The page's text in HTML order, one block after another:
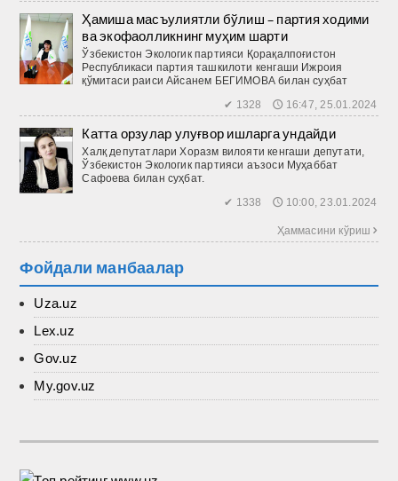
Ҳамиша масъулиятли бўлиш – партия ходими
ва экофаолликнинг муҳим шарти
Ўзбекистон Экологик партияси Қорақалпоғистон
Республикаси партия ташкилоти кенгаши Ижроия
қўмитаси раиси Айсaнeм БЕГИМОВА билан суҳбат
✔ 1328 🕔 16:47, 25.01.2024
Катта орзулар улуғвор ишларга ундайди
Халқ депутатлари Хоразм вилояти кенгаши депутати,
Ўзбекис­тон Экологик партияси аъзоси Муҳаббат
Сафоева билан суҳбат.
✔ 1338 🕔 10:00, 23.01.2024
Ҳаммасини кўриш 
Фойдали манбаалар
Uza.uz
Lex.uz
Gov.uz
My.gov.uz